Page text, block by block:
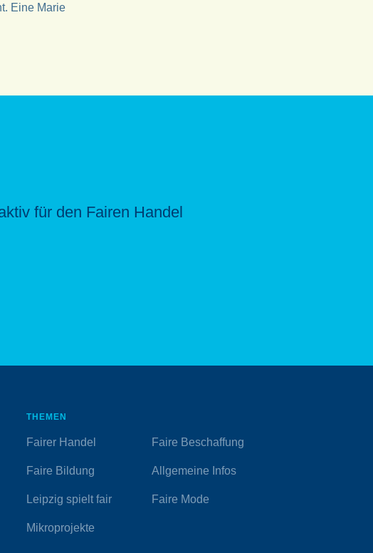
Eine Marie
für den Fairen Handel
THEMEN
Fairer Handel Faire Beschaffung
Faire Bildung Allgemeine Infos
Leipzig spielt fair Faire Mode
Mikroprojekte